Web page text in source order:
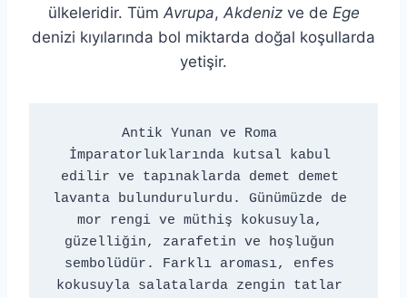
ülkeleridir. Tüm Avrupa, Akdeniz ve de Ege
denizi kıyılarında bol miktarda doğal koşullarda
yetişir.
Antik Yunan ve Roma
İmparatorluklarında kutsal kabul
edilir ve tapınaklarda demet demet
lavanta bulundurulurdu. Günümüzde de
mor rengi ve müthiş kokusuyla,
güzelliğin, zarafetin ve hoşluğun
sembolüdür. Farklı aroması, enfes
kokusuyla salatalarda zengin tatlar